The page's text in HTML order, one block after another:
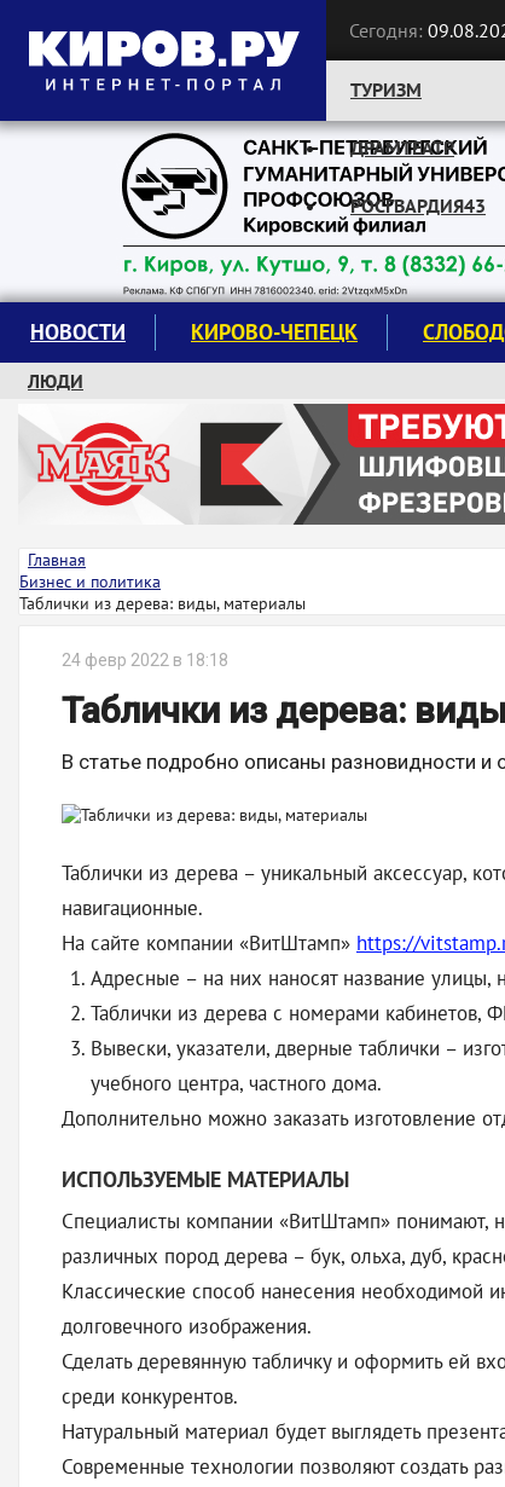
Сегодня:
Следите за новостями:
ТУРИЗМ
ДРАМТЕАТР
РОСГВАРДИЯ43
НОВОСТИ КИРОВО-ЧЕПЕЦК
ЛЮДИ
КРУЖКИ И СЕКЦИИ
ЗАВОДУ "МАЯК" 85 ЛЕТ
ЭКОЛОГИЯ
Главная
Бизнес и политика
Таблички из дерева: виды, материалы
24 февр 2022 в 18:18
Таблички из дерева:
В статье подробно описаны разновидности и
Таблички из дерева – уникальный аксессуар,
навигационные.
На сайте компании «ВитШтамп» https://
Адресные – на них наносят название
Таблички из дерева с номерами кабинетов,
Вывески, указатели, дверные таблички –
учебного центра, частного дома.
Дополнительно можно заказать изготовление
ИСПОЛЬЗУЕМЫЕ МАТЕРИАЛЫ
Специалисты компании «ВитШтамп» понимают,
различных пород дерева – бук, ольха, дуб,
Классические способ нанесения необходимой
долговечного изображения.
Сделать деревянную табличку и оформить ей
среди конкурентов.
Натуральный материал будет выглядеть
Современные технологии позволяют создать